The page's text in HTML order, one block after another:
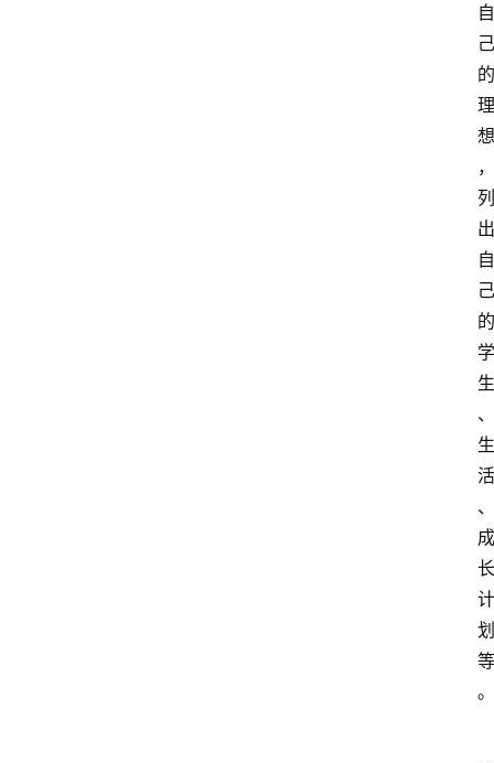
自
己
的
理
想
，
列
出
自
己
的
学
生
、
生
活
、
成
长
计
划
等
。